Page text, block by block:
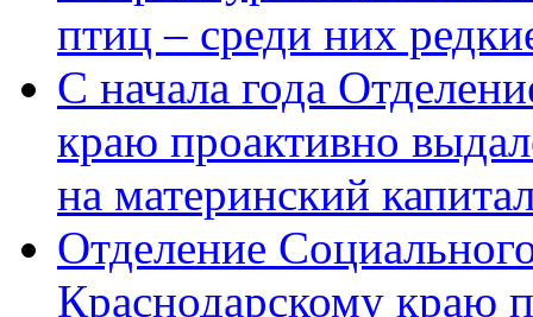
птиц – среди них
С начала года
краю проактивно
на материнский
Отделение
Краснодарскому краю